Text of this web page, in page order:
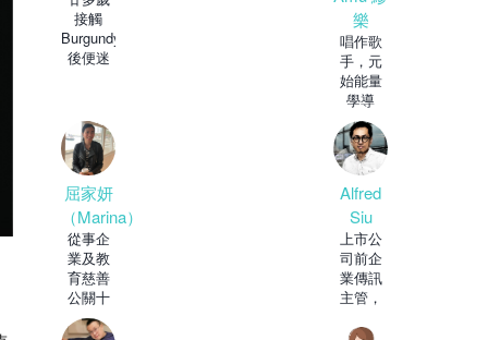
接觸
Burgundy
後便迷
樂
唱作歌
手，元
始能量
學導
師，靈
異道網
台主
持。眾
屈家妍
（Marina）
從事企
業及教
育慈善
公關十
多年，
現正修
Alfred
Siu
上市公
司前企
業傳訊
主管，
政府及